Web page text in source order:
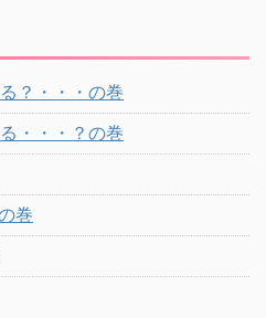
？・・・の巻
・・・？の巻
巻